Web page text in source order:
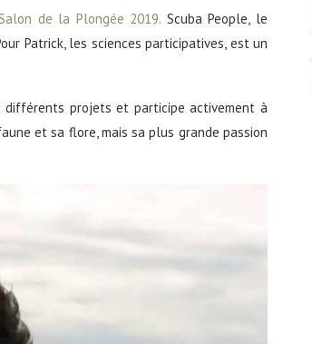
de la Plongée 2019. Scuba People, le
Patrick, les sciences participatives, est un
différents projets et participe activement à
et sa flore, mais sa plus grande passion